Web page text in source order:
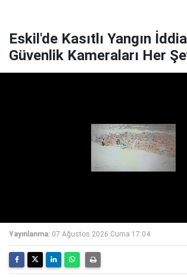
Eskil'de Kasıtlı Yangın
Güvenlik Kameraları Her
Yayınlanma: 07 Ağustos 2026 Cuma 17:04